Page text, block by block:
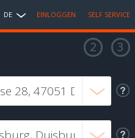
DE EINLOGGEN SELF SERVICE